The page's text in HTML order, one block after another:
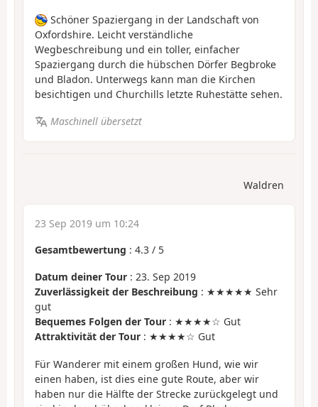
Schöner Spaziergang in der Landschaft von
Oxfordshire. Leicht verständliche
Wegbeschreibung und ein toller, einfacher
Spaziergang durch die hübschen Dörfer Begbroke
und Bladon. Unterwegs kann man die Kirchen
besichtigen und Churchills letzte Ruhestätte sehen.
Maschinell übersetzt
Waldren
23 Sep 2019 um 10:24
Gesamtbewertung : 4.3 / 5
Datum deiner Tour : 23. Sep 2019
Zuverlässigkeit der Beschreibung : ★★★★★ Sehr
gut
Bequemes Folgen der Tour : ★★★★☆ Gut
Attraktivität der Tour : ★★★★☆ Gut
Für Wanderer mit einem großen Hund, wie wir
einen haben, ist dies eine gute Route, aber wir
haben nur die Hälfte der Strecke zurückgelegt und